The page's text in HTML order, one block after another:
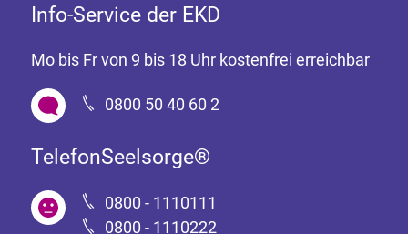
Info-Service der EKD
Mo bis Fr von 9 bis 18 Uhr kostenfrei erreichbar
0800 50 40 60 2
TelefonSeelsorge®
0800 - 1110111
0800 - 1110222